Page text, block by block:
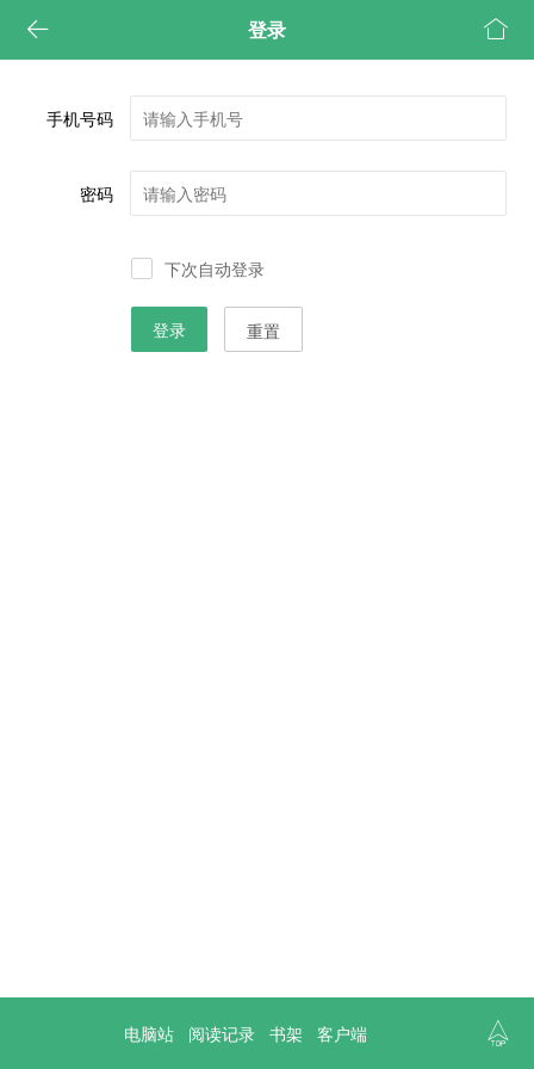
 登录 
手机号码
密码
下次自动登录
重置
电脑站 阅读记录 书架 客户端 